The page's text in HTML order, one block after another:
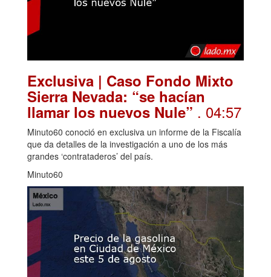
Exclusiva | Caso Fondo Mixto
Sierra Nevada: “se hacían
llamar los nuevos Nule” . 04:57
Minuto60 conoció en exclusiva un informe de la Fiscalía
que da detalles de la investigación a uno de los más
grandes ‘contrataderos’ del país.
Minuto60